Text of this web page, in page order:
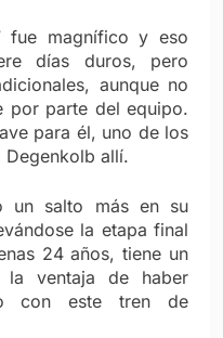
magnífico y eso
días duros, pero
aunque no
por parte del equipo.
para él, uno de los
allí.
un salto más en su
la etapa final
24 años, tiene un
ventaja de haber
con este tren de